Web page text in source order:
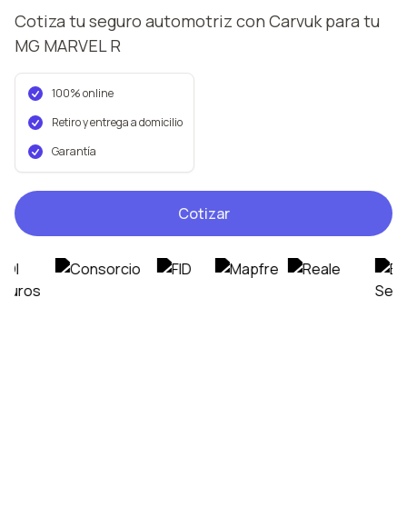
Cotiza tu seguro automotriz con Carvuk para tu
MG MARVEL R
100% online
Retiro y entrega a domicilio
Garantía
Cotizar